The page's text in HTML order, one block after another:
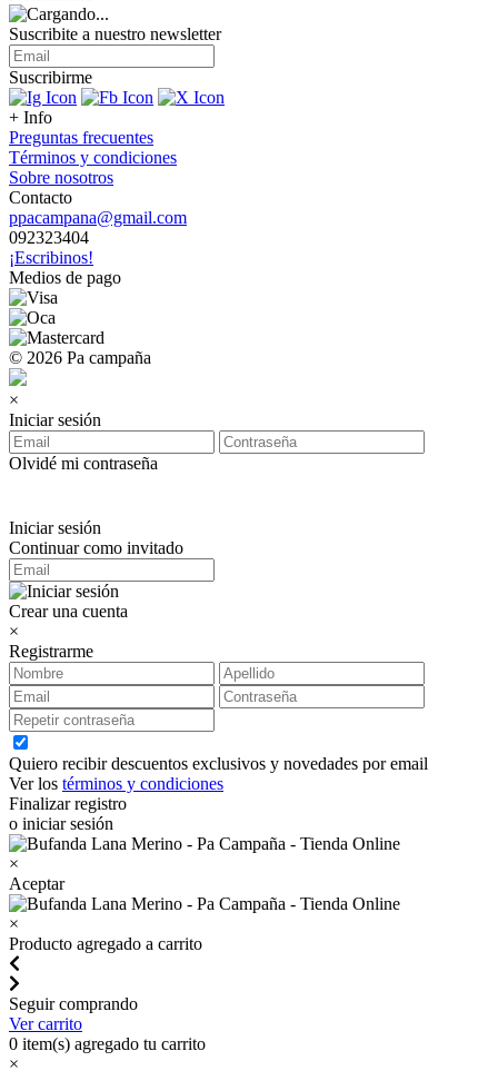
Suscribite a nuestro newsletter
Suscribirme
+ Info
Preguntas frecuentes
Términos y condiciones
Sobre nosotros
Contacto
ppacampana@gmail.com
092323404
¡Escribinos!
Medios de pago
© 2026 Pa campaña
×
Iniciar sesión
Olvidé mi contraseña
Iniciar sesión
Continuar como invitado
Crear una cuenta
×
Registrarme
Quiero recibir descuentos exclusivos y novedades por email
Ver los términos y condiciones
Finalizar registro
o iniciar sesión
×
Aceptar
×
Producto agregado a carrito
Seguir comprando
Ver carrito
0 item(s) agregado tu carrito
×